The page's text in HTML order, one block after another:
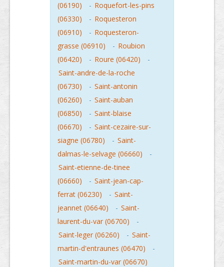
(06190)
- Roquefort-les-pins
(06330)
- Roquesteron
(06910)
- Roquesteron-
grasse (06910)
- Roubion
(06420)
- Roure (06420)
-
Saint-andre-de-la-roche
(06730)
- Saint-antonin
(06260)
- Saint-auban
(06850)
- Saint-blaise
(06670)
- Saint-cezaire-sur-
siagne (06780)
- Saint-
dalmas-le-selvage (06660)
-
Saint-etienne-de-tinee
(06660)
- Saint-jean-cap-
ferrat (06230)
- Saint-
jeannet (06640)
- Saint-
laurent-du-var (06700)
-
Saint-leger (06260)
- Saint-
martin-d'entraunes (06470)
-
Saint-martin-du-var (06670)